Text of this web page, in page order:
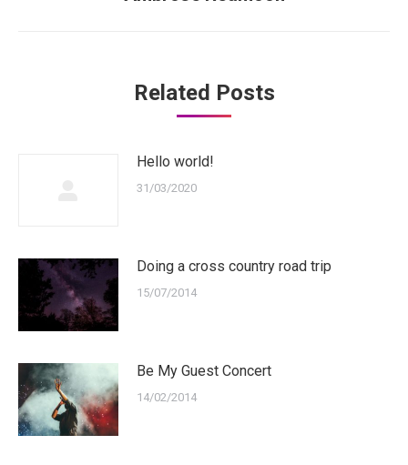
Related Posts
Hello world!
31/03/2020
Doing a cross country road trip
15/07/2014
Be My Guest Concert
14/02/2014